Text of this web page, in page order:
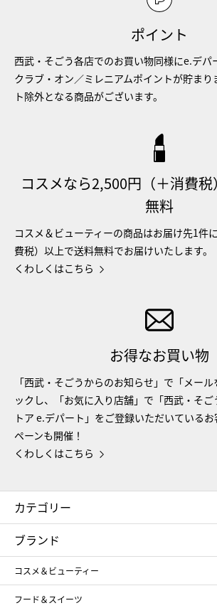
ポイント
西武・そごう各店でのお買い物同様にe.デパ
クラブ・オン／ミレニアムポイントが貯ま
ト除外となる商品がございます。
コスメなら2,500円（＋消費
無料
コスメ＆ビューティーの商品はお届け先1件
費税）以上で送料無料でお届けいたします。
くわしくはこちら
お得なお買い物
「西武・そごうからのお知らせ」で「メー
ックし、「お気に入り店舗」で「西武・そ
トア e.デパート」をご登録いただいている
ペーンも開催！
くわしくはこちら
カテゴリー
コスメ＆ビューティー
ギフト
レディース
メンズ
スポーツ・アウトドア
ブランド
コスメ＆ビューティー
SHISEIDO
フード＆スイーツ